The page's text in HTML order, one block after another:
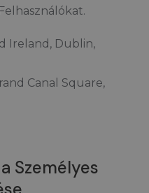
Ireland, Dublin,
Canal Square,
Személyes